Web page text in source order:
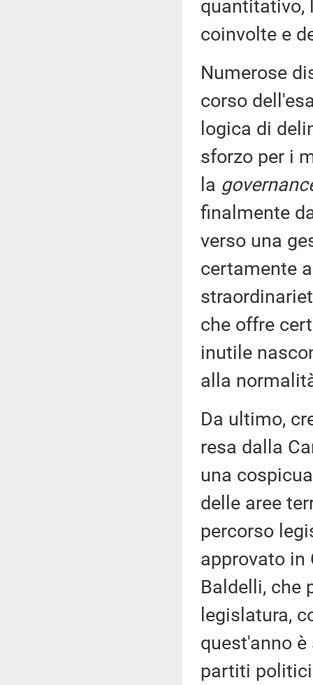
quantitativo,
coinvolte e
Numerose
corso
logica di
sforzo per i
la
finalmente
verso una
certamente
che offre
inutile
alla
Da ultimo,
resa dalla
una
delle aree
percorso
approvato in
Baldelli, che
legislatura,
quest'anno
partiti politici